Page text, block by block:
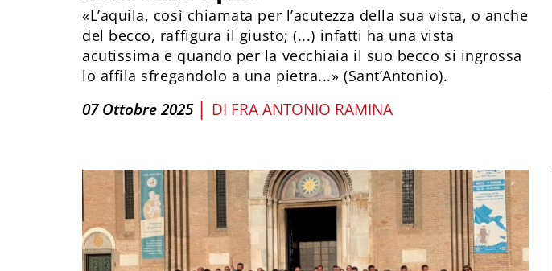
«L’aquila, così chiamata per l’acutezza della sua vista, o anche
del becco, raffigura il giusto; (...) infatti ha una vista
acutissima e quando per la vecchiaia il suo becco si ingrossa
lo affila sfregandolo a una pietra...» (Sant’Antonio).
07 Ottobre 2025 | DI FRA ANTONIO RAMINA